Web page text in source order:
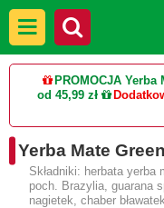
PROMOCJA Yerba
od 45,99 zł
Yerba Mate
Składniki: herbata yerba
poch. Brazylia, guarana
nagietek, chaber